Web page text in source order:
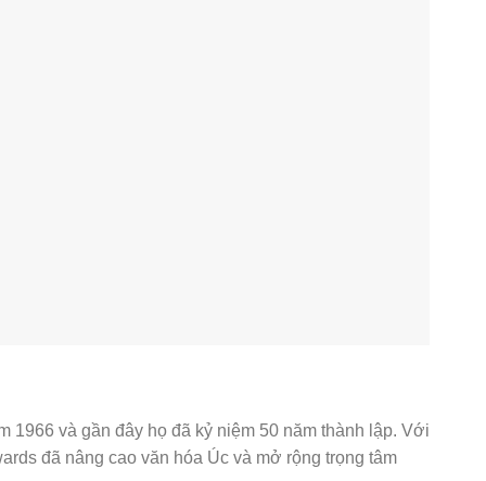
và gần đây họ đã kỷ niệm 50 năm thành lập. Với
đã nâng cao văn hóa Úc và mở rộng trọng tâm